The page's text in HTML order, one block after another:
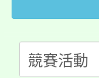
視費優
半價優
大園自
份教師
大溪自
份教師
淨零綠